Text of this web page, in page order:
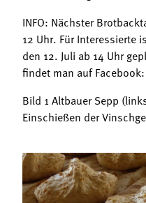
INFO: Nächster
12 Uhr. Für Interessierte
den 12. Juli ab 14 Uhr
findet man auf
Bild 1 Altbauer Sepp
Einschießen der